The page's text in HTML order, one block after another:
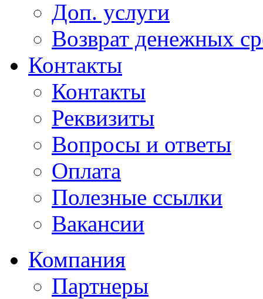
Доп. услуги
Возврат денежных
Контакты
Контакты
Реквизиты
Вопросы и ответы
Оплата
Полезные ссылки
Вакансии
Компания
Партнеры